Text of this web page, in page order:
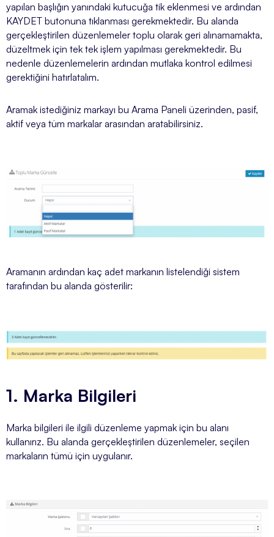
yapılan başlığın yanındaki kutucuğa tik eklenmesi ve ardından
KAYDET butonuna tıklanması gerekmektedir. Bu alanda
gerçekleştirilen düzenlemeler toplu olarak geri alınamamakta,
düzeltmek için tek tek işlem yapılması gerekmektedir. Bu
nedenle düzenlemelerin ardından mutlaka kontrol edilmesi
gerektiğini hatırlatalım.
Aramak istediğiniz markayı bu Arama Paneli üzerinden, pasif,
aktif veya tüm markalar arasından aratabilirsiniz.
Aramanın ardından kaç adet markanın listelendiği sistem
tarafından bu alanda gösterilir:
1. Marka Bilgileri
Marka bilgileri ile ilgili düzenleme yapmak için bu alanı
kullanırız. Bu alanda gerçekleştirilen düzenlemeler, seçilen
markaların tümü için uygulanır.